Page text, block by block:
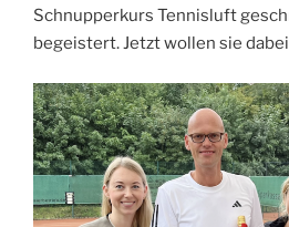
Schnup­per­kurs Ten­nis­luft
begeis­tert. Jetzt wol­len sie